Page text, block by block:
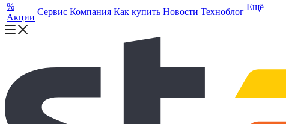
%
Акции
Сервис Компания Как купить Новости Техноблог Ещё